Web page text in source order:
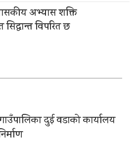
अभ्यास शक्ति
विपरित छ
दुई वडाको कार्यालय